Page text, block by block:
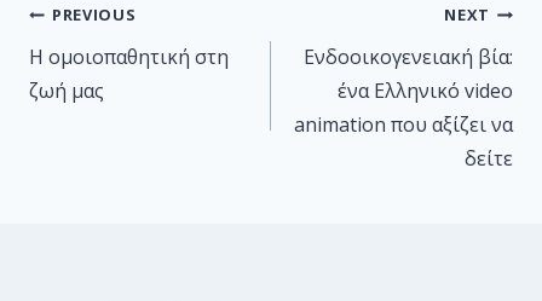
PREVIOUS
Η ομοιοπαθητική στη
ζωή μας
NEXT
Ενδοοικογενειακή βία:
ένα Ελληνικό video
animation που αξίζει να
δείτε